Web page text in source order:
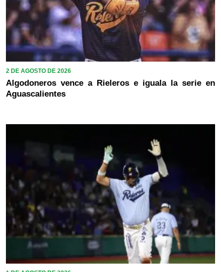
2 DE AGOSTO DE 2026
Algodoneros vence a Rieleros e iguala la serie en
Aguascalientes